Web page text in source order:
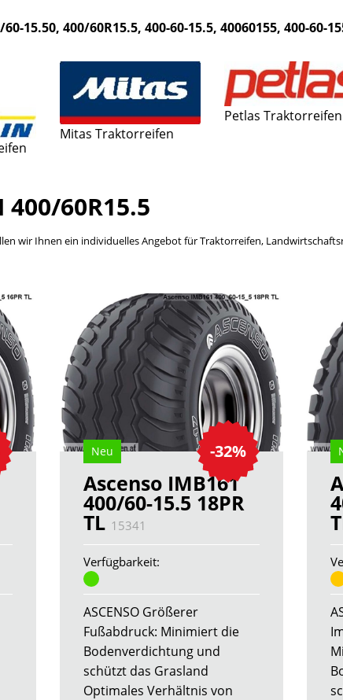
400/60R15.5, 400-60-15.5, 40060155, 400-60-
Mitas Traktorreifen
Petlas Traktorreifen
400/60R15.5
wir Ihnen ein individuelles Angebot für Traktorreifen,
-32%
Neu
Ascenso IMB161
400/60-15.5 18PR
TL 15341
Verfügbarkeit:
ASCENSO Größerer
Fußabdruck: Minimiert die
Bodenverdichtung und
schützt das Grasland
Optimales Verhältnis von